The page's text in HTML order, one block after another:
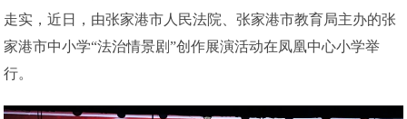
走实，近日，由张家港市人民法院、张家港市教育局主办的张
家港市中小学“法治情景剧”创作展演活动在凤凰中心小学举
行。